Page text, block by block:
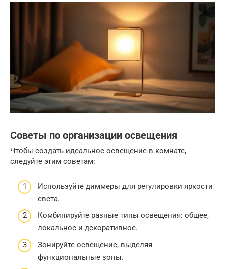
Советы по организации освещения
Чтобы создать идеальное освещение в комнате,
следуйте этим советам:
Используйте диммеры для регулировки яркости
света.
Комбинируйте разные типы освещения: общее,
локальное и декоративное.
Зонируйте освещение, выделяя
функциональные зоны.